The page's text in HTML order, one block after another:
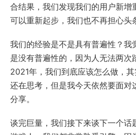
合结果，我们发现我们的用户新增
可以重新起步，我们也不再担心头
我们的经验是不是具有普遍性？我
是没有普遍性的，因为人无法两次
2021年，我们到底应该怎么做，
还在思考，但是我今天依然要面对
分享。
谈完巨量，我们接下来谈下一个